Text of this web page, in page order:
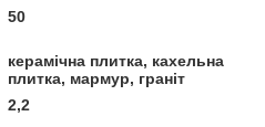
50
керамічна плитка, кахельна
плитка, мармур, граніт
2,2